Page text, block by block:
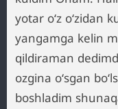
yotar oʻz oʻzidan
yangamga kelin
qildiraman
ozgina oʻsgan
boshladim